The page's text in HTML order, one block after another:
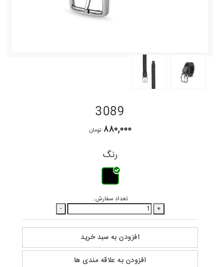
3089
۸۸۰,۰۰۰ تومان
رنگ
تعداد سفارش :
+
-
افزودن به سبد خرید
افزودن به علاقه مندی ها